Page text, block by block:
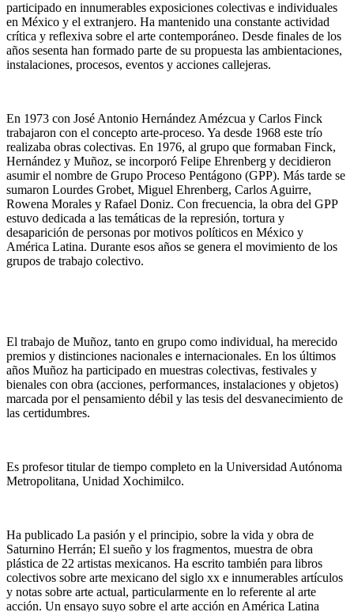
participado en innumerables exposiciones colectivas e individuales
en México y el extranjero. Ha mantenido una constante actividad
crítica y reflexiva sobre el arte contemporáneo. Desde finales de los
años sesenta han formado parte de su propuesta las ambientaciones,
instalaciones, procesos, eventos y acciones callejeras.
En 1973 con José Antonio Hernández Amézcua y Carlos Finck
trabajaron con el concepto arte-proceso. Ya desde 1968 este trío
realizaba obras colectivas. En 1976, al grupo que formaban Finck,
Hernández y Muñoz, se incorporó Felipe Ehrenberg y decidieron
asumir el nombre de Grupo Proceso Pentágono (GPP). Más tarde se
sumaron Lourdes Grobet, Miguel Ehrenberg, Carlos Aguirre,
Rowena Morales y Rafael Doniz. Con frecuencia, la obra del GPP
estuvo dedicada a las temáticas de la represión, tortura y
desaparición de personas por motivos políticos en México y
América Latina. Durante esos años se genera el movimiento de los
grupos de trabajo colectivo.
El trabajo de Muñoz, tanto en grupo como individual, ha merecido
premios y distinciones nacionales e internacionales. En los últimos
años Muñoz ha participado en muestras colectivas, festivales y
bienales con obra (acciones, performances, instalaciones y objetos)
marcada por el pensamiento débil y las tesis del desvanecimiento de
las certidumbres.
Es profesor titular de tiempo completo en la Universidad Autónoma
Metropolitana, Unidad Xochimilco.
Ha publicado La pasión y el principio, sobre la vida y obra de
Saturnino Herrán; El sueño y los fragmentos, muestra de obra
plástica de 22 artistas mexicanos. Ha escrito también para libros
colectivos sobre arte mexicano del siglo xx e innumerables artículos
y notas sobre arte actual, particularmente en lo referente al arte
acción. Un ensayo suyo sobre el arte acción en América Latina